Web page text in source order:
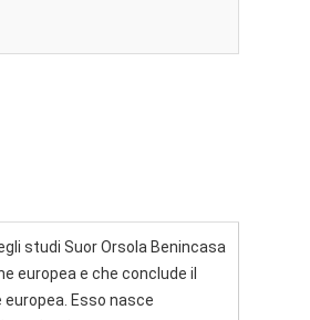
studi Suor Orsola Benincasa
europea e che conclude il
Esso nasce